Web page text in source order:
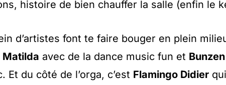
histoire de bien chauffer la salle (enfin le
d’artistes font te faire bouger en plein
Matilda avec de la dance music fun et Bunzen
Et du côté de l’orga, c’est Flamingo Didier